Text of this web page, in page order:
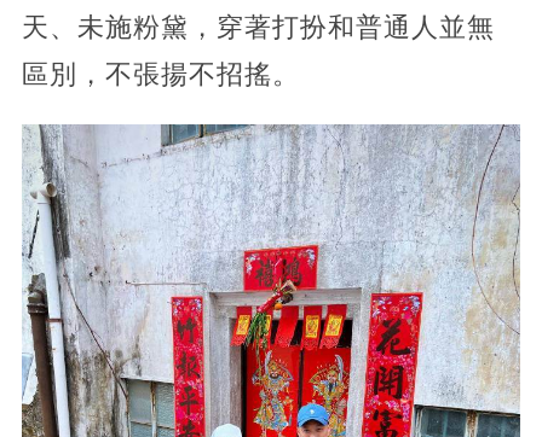
天、未施粉黛，穿著打扮和普通人並無
區別，不張揚不招搖。